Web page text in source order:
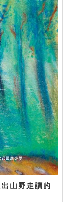
山野走讀的